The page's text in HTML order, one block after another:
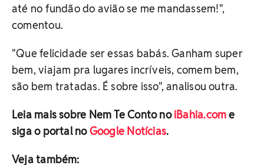
até no fundão do avião se me mandassem!",
comentou.
"Que felicidade ser essas babás. Ganham super
bem, viajam pra lugares incríveis, comem bem,
são bem tratadas. É sobre isso", analisou outra.
Leia mais sobre Nem Te Conto noiBahia.come
siga o portal noGoogle Notícias.
Veja também: